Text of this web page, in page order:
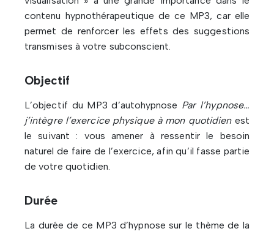
contenu hypnothérapeutique de ce MP3, car elle
permet de renforcer les effets des suggestions
transmises à votre subconscient.
Objectif
L’objectif du MP3 d’autohypnose Par l’hypnose…
j’intègre l’exercice physique à mon quotidienest
le suivant : vous amener à ressentir le besoin
naturel de faire de l’exercice, afin qu’il fasse partie
de votre quotidien.
Durée
La durée de ce MP3 d’hypnose sur le thème de la